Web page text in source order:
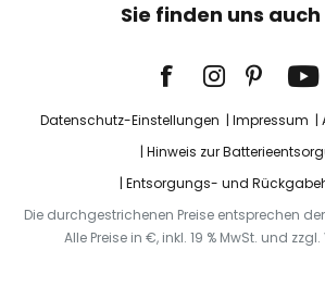
Sie finden uns
Datenschutz-Einstellungen Impressum
Hinweis zur
Entsorgungs- und
Die durchgestrichenen Preise entsprechen
Alle Preise in €, inkl. 19 % MwSt. und